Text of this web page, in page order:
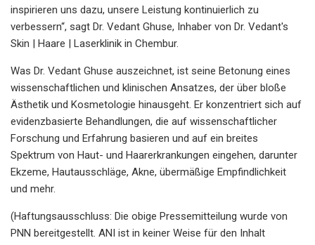
inspirieren uns dazu, unsere Leistung kontinuierlich zu
verbessern“, sagt Dr. Vedant Ghuse, Inhaber von Dr. Vedant's
Skin | Haare | Laserklinik in Chembur.
Was Dr. Vedant Ghuse auszeichnet, ist seine Betonung eines
wissenschaftlichen und klinischen Ansatzes, der über bloße
Ästhetik und Kosmetologie hinausgeht. Er konzentriert sich auf
evidenzbasierte Behandlungen, die auf wissenschaftlicher
Forschung und Erfahrung basieren und auf ein breites
Spektrum von Haut- und Haarerkrankungen eingehen, darunter
Ekzeme, Hautausschläge, Akne, übermäßige Empfindlichkeit
und mehr.
(Haftungsausschluss: Die obige Pressemitteilung wurde von
PNN bereitgestellt. ANI ist in keiner Weise für den Inhalt